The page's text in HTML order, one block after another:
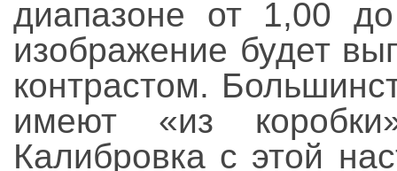
диапазоне от 1,00
изображение будет
контрастом.
имеют «из
Калибровка с этой